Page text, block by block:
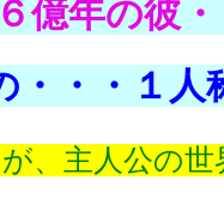
億年の彼
・・・１
、主人公の